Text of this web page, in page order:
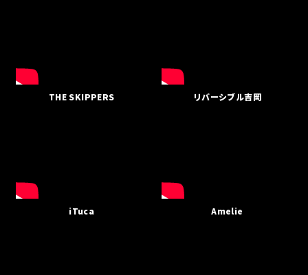
THE SKIPPERS リバーシブル吉岡
iTuca Amelie